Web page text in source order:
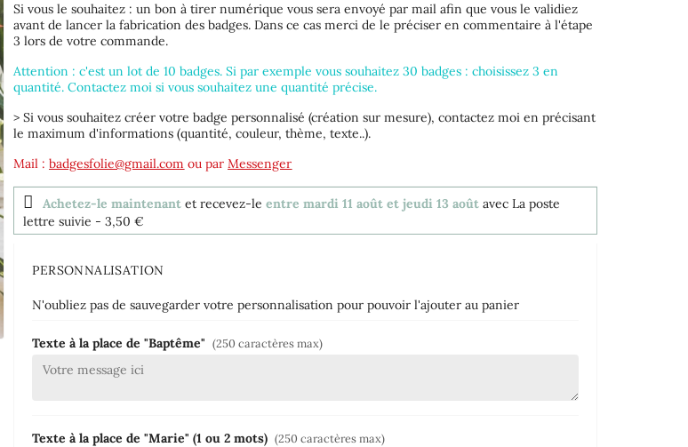
Si vous le souhaitez : un bon à tirer numérique vous sera envoyé par mail afin que vous le validiez
avant de lancer la fabrication des badges. Dans ce cas merci de le préciser en commentaire à l'étape
3 lors de votre commande.
Attention : c'est un lot de 10 badges. Si par exemple vous souhaitez 30 badges : choisissez 3 en
quantité. Contactez moi si vous souhaitez une quantité précise.
> Si vous souhaitez créer votre badge personnalisé (création sur mesure), contactez moi en précisant
le maximum d'informations (quantité, couleur, thème, texte..).
Mail :badgesfolie@gmail.com ou parMessenger
Achetez-le maintenant et recevez-leentre mardi 11 août et jeudi 13 août avec La poste
lettre suivie - 3,50 €
PERSONNALISATION
N'oubliez pas de sauvegarder votre personnalisation pour pouvoir l'ajouter au panier
Texte à la place de "Baptême" (250 caractères max)
Texte à la place de "Marie" (1 ou 2 mots) (250 caractères max)